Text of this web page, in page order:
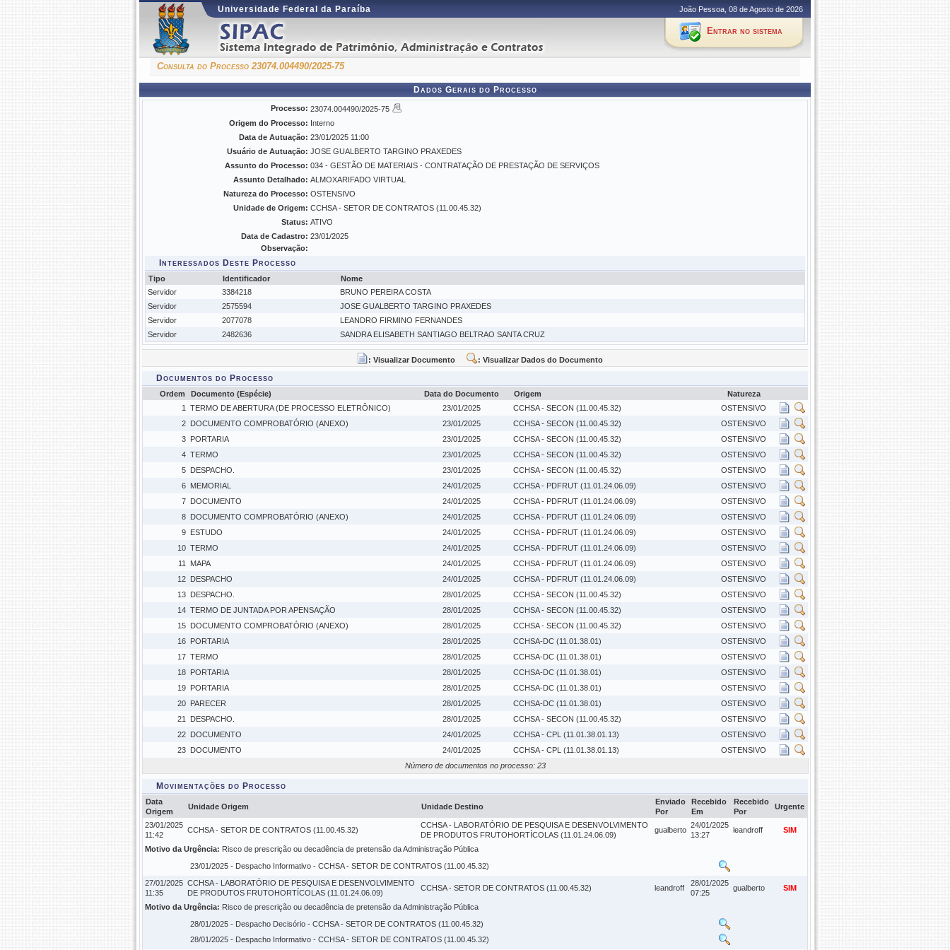
Universidade Federal da Paraíba João Pessoa, 08 de Agosto de 2026
Entrar no sistema
Consulta do Processo 23074.004490/2025-75
Dados Gerais do Processo
Processo: 23074.004490/2025-75
Origem do Processo: Interno
Data de Autuação: 23/01/2025 11:00
Usuário de Autuação: JOSE GUALBERTO TARGINO PRAXEDES
Assunto do Processo: 034 - GESTÃO DE MATERIAIS - CONTRATAÇÃO DE PRESTAÇÃO DE SERVIÇOS
Assunto Detalhado: ALMOXARIFADO VIRTUAL
Natureza do Processo: OSTENSIVO
Unidade de Origem: CCHSA - SETOR DE CONTRATOS (11.00.45.32)
Status: ATIVO
Data de Cadastro: 23/01/2025
Observação:
Interessados Deste Processo
Tipo Identificador
Nome
Servidor
3384218
BRUNO PEREIRA COSTA
Servidor
2575594
JOSE GUALBERTO TARGINO PRAXEDES
Servidor
2077078
LEANDRO FIRMINO FERNANDES
Servidor
2482636 SANDRA ELISABETH SANTIAGO BELTRAO SANTA CRUZ
: Visualizar Documento : Visualizar Dados do Documento
Documentos do Processo
Ordem Documento (Espécie) Data do Documento Origem
Natureza
1
TERMO DE ABERTURA (DE PROCESSO ELETRÔNICO) 23/01/2025 CCHSA - SECON (11.00.45.32)
OSTENSIVO
2 DOCUMENTO COMPROBATÓRIO (ANEXO) 23/01/2025 CCHSA - SECON (11.00.45.32)
OSTENSIVO
3 PORTARIA 23/01/2025 CCHSA - SECON (11.00.45.32)
OSTENSIVO
4 TERMO 23/01/2025 CCHSA - SECON (11.00.45.32)
OSTENSIVO
5 DESPACHO. 23/01/2025 CCHSA - SECON (11.00.45.32)
OSTENSIVO
6 MEMORIAL 24/01/2025 CCHSA - PDFRUT (11.01.24.06.09)
OSTENSIVO
7 DOCUMENTO 24/01/2025 CCHSA - PDFRUT (11.01.24.06.09)
OSTENSIVO
8 DOCUMENTO COMPROBATÓRIO (ANEXO) 24/01/2025 CCHSA - PDFRUT (11.01.24.06.09)
OSTENSIVO
9 ESTUDO 24/01/2025 CCHSA - PDFRUT (11.01.24.06.09)
OSTENSIVO
10 TERMO 24/01/2025 CCHSA - PDFRUT (11.01.24.06.09)
OSTENSIVO
11
MAPA 24/01/2025 CCHSA - PDFRUT (11.01.24.06.09)
OSTENSIVO
12 DESPACHO 24/01/2025 CCHSA - PDFRUT (11.01.24.06.09)
OSTENSIVO
13 DESPACHO. 28/01/2025 CCHSA - SECON (11.00.45.32)
OSTENSIVO
14 TERMO DE JUNTADA POR APENSAÇÃO 28/01/2025 CCHSA - SECON (11.00.45.32)
OSTENSIVO
15 DOCUMENTO COMPROBATÓRIO (ANEXO) 28/01/2025 CCHSA - SECON (11.00.45.32)
OSTENSIVO
16 PORTARIA 28/01/2025 CCHSA-DC (11.01.38.01)
OSTENSIVO
17 TERMO 28/01/2025 CCHSA-DC (11.01.38.01)
OSTENSIVO
18 PORTARIA 28/01/2025 CCHSA-DC (11.01.38.01)
OSTENSIVO
19 PORTARIA 28/01/2025 CCHSA-DC (11.01.38.01)
OSTENSIVO
20 PARECER 28/01/2025 CCHSA-DC (11.01.38.01)
OSTENSIVO
21
DESPACHO. 28/01/2025 CCHSA - SECON (11.00.45.32)
OSTENSIVO
22 DOCUMENTO 24/01/2025 CCHSA - CPL (11.01.38.01.13)
OSTENSIVO
23 DOCUMENTO 24/01/2025 CCHSA - CPL (11.01.38.01.13)
OSTENSIVO
Número de documentos no processo: 23
Movimentações do Processo
Data
Origem
Unidade Origem Unidade Destino
Enviado
Por
Recebido
Em
Recebido
Por
Urgente
23/01/2025
11:42
CCHSA - SETOR DE CONTRATOS (11.00.45.32)
CCHSA - LABORATÓRIO DE PESQUISA E DESENVOLVIMENTO
DE PRODUTOS FRUTOHORTÍCOLAS (11.01.24.06.09)
gualberto
24/01/2025
13:27
leandroff SIM
Motivo da Urgência: Risco de prescrição ou decadência de pretensão da Administração Pública
23/01/2025 - Despacho Informativo - CCHSA - SETOR DE CONTRATOS (11.00.45.32)
27/01/2025
11:35
CCHSA - LABORATÓRIO DE PESQUISA E DESENVOLVIMENTO
DE PRODUTOS FRUTOHORTÍCOLAS (11.01.24.06.09)
CCHSA - SETOR DE CONTRATOS (11.00.45.32) leandroff
28/01/2025
07:25
gualberto SIM
Motivo da Urgência: Risco de prescrição ou decadência de pretensão da Administração Pública
28/01/2025 - Despacho Decisório - CCHSA - SETOR DE CONTRATOS (11.00.45.32)
28/01/2025 - Despacho Informativo - CCHSA - SETOR DE CONTRATOS (11.00.45.32)